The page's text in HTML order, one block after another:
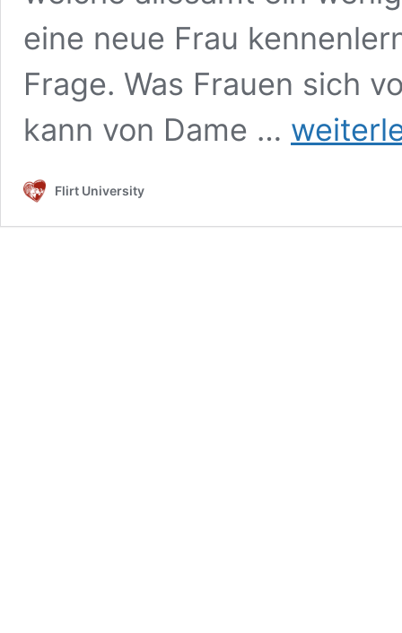
eine neue Frau
Frage. Was Frauen sich
kann von Dame …
Weshalb
bedÃ¼rftige
unattraktiv
Flirt University